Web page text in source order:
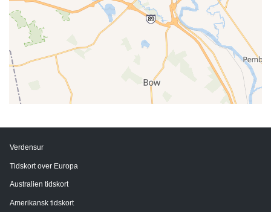
Verdensur
Tidskort over Europa
Australien tidskort
Amerikansk tidskort